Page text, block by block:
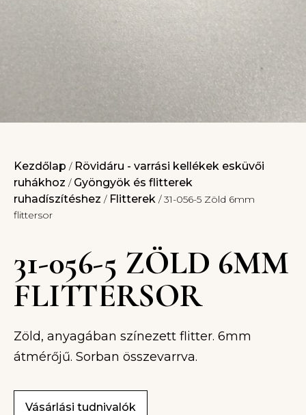
Kezdőlap / Rövidáru - varrási kellékek esküvői
ruhákhoz / Gyöngyök és flitterek
ruhadíszítéshez / Flitterek / 31-056-5 Zöld 6mm
flittersor
31-056-5 ZÖLD 6MM
FLITTERSOR
Zöld, anyagában színezett flitter. 6mm
átmérőjű. Sorban összevarrva.
Vásárlási tudnivalók